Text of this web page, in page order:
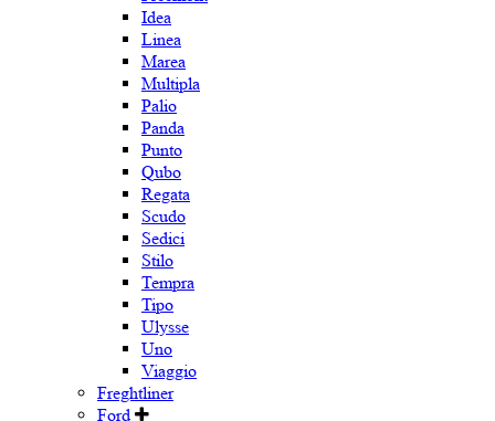
Idea
Linea
Marea
Multipla
Palio
Panda
Punto
Qubo
Regata
Scudo
Sedici
Stilo
Tempra
Tipo
Ulysse
Uno
Viaggio
Freghtliner
Ford